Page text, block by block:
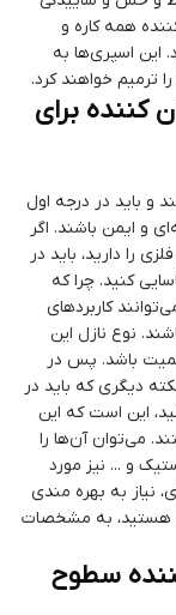
همه کاره و
این اسپری‌ها به
ترمیم خواهند کرد.
کننده برای
و باید در درجه اول
و ایمن باشند. اگر
را دارید، باید در
کنید. چرا که
کاربردهای
نوع نازل این
باشد. پس در
دیگری که باید در
این است که این
می‌توان آن‌ها را
و ... نیز مورد
نیاز به بهره مندی
هستید، به مشخصات
سطوح